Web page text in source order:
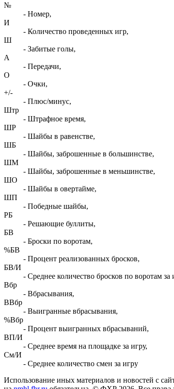
№
- Номер,
И
- Количество проведенных игр,
Ш
- Забитые голы,
А
- Передачи,
О
- Очки,
+/-
- Плюс/минус,
Штр
- Штрафное время,
ШР
- Шайбы в равенстве,
ШБ
- Шайбы, заброшенные в большинстве,
ШМ
- Шайбы, заброшенные в меньшинстве,
ШО
- Шайбы в овертайме,
ШП
- Победные шайбы,
РБ
- Решающие буллиты,
БВ
- Броски по воротам,
%БВ
- Процент реализованных бросков,
БВ/И
- Среднее количество бросков по воротам за
Вбр
- Вбрасывания,
ВВбр
- Выигранные вбрасывания,
%Вбр
- Процент выигранных вбрасываний,
ВП/И
- Среднее время на площадке за игру,
См/И
- Среднее количество смен за игру
Использование иных материалов и новостей с